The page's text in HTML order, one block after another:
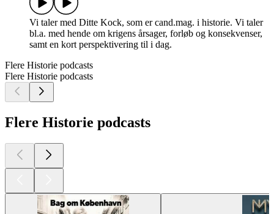
Vi taler med Ditte Kock, som er cand.mag. i historie. Vi taler
bl.a. med hende om krigens årsager, forløb og konsekvenser,
samt en kort perspektivering til i dag.
Flere Historie podcasts
Flere Historie podcasts
Flere Historie podcasts